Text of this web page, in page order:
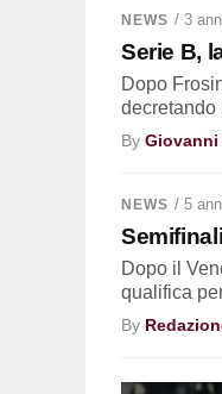
NEWS / 3
Serie B,
Dopo
decretando
By
NEWS / 5
Dopo il
qualifica
By